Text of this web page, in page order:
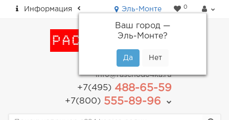
Информация Эль-Монте
Ваш город —
Эль-Монте?
0
пн-пт: с 9.00 до 18.00
info@raschodo4ka.ru
+7(495)488-65-59
+7(800)555-89-96